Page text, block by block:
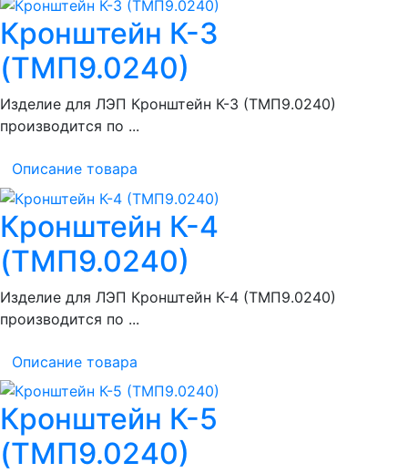
Кронштейн К-3
(ТМП9.0240)
Изделие для ЛЭП Кронштейн К-3 (ТМП9.0240)
производится по ...
Описание товара
Кронштейн К-4
(ТМП9.0240)
Изделие для ЛЭП Кронштейн К-4 (ТМП9.0240)
производится по ...
Описание товара
Кронштейн К-5
(ТМП9.0240)